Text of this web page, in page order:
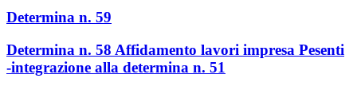
Determina n. 59
Determina n. 58 Affidamento lavori impresa Pesenti
-integrazione alla determina n. 51